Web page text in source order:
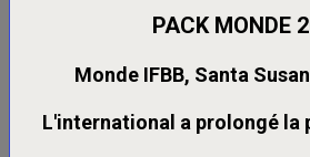
PACK MONDE
Monde IFBB, Santa
L'international a prolongé la